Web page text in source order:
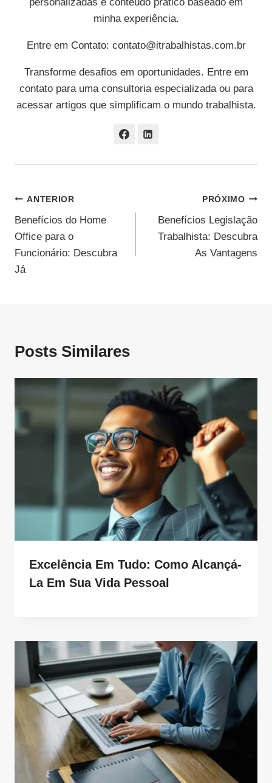
minha experiência.
Entre em Contato: contato@itrabalhistas.com.br
Transforme desafios em oportunidades. Entre em
contato para uma consultoria especializada ou para
acessar artigos que simplificam o mundo trabalhista.
Navegação
De
Post
ANTERIOR
Benefícios do Home
Office para o
Funcionário: Descubra
Já
PRÓXIMO
Benefícios Legislação
Trabalhista: Descubra
As Vantagens
Posts Similares
Excelência Em Tudo: Como Alcançá-
La Em Sua Vida Pessoal